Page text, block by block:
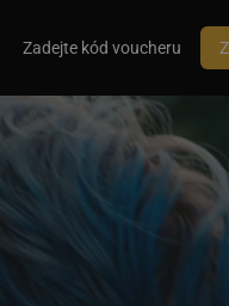
Zadejte kód voucheru